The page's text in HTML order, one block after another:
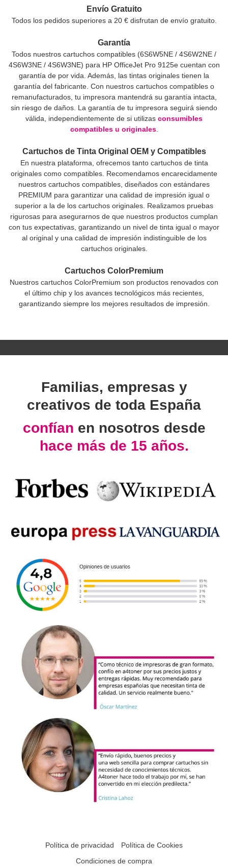
Envío Gratuito
Todos los pedidos superiores a 20 € disfrutan de envío gratuito.
Garantía
Todos nuestros cartuchos compatibles (6S6W5NE / 4S6W2NE /
4S6W3NE / 4S6W3NE) para HP OfficeJet Pro 9125e cuentan con
garantía de por vida. Además, las tintas originales tienen la
garantía del fabricante. Con nuestros cartuchos compatibles o
remanufacturados, tu impresora mantendrá su garantía intacta,
sin riesgo de daños. La garantía de tu impresora seguirá siendo
válida, independientemente de si utilizas consumibles
compatibles u originales.
Cartuchos de Tinta Original OEM y Compatibles
En nuestra plataforma, ofrecemos tanto cartuchos de tinta
originales como compatibles. Recomendamos encarecidamente
nuestros cartuchos compatibles, diseñados con estándares
PREMIUM para garantizar una calidad de impresión igual o
superior a la de los cartuchos originales. Realizamos pruebas
rigurosas para asegurarnos de que nuestros productos cumplan
con tus expectativas, garantizando un nivel de tinta igual o mayor
al original y una calidad de impresión indistinguible de los
cartuchos originales.
Cartuchos ColorPremium
Nuestros cartuchos ColorPremium son productos renovados con
el último chip y los avances tecnológicos más recientes,
garantizando siempre los mejores resultados de impresión.
Familias, empresas y
creativos de toda España
confían en nosotros desde
hace más de 15 años.
Política de privacidad
Política de Cookies
Condiciones de compra